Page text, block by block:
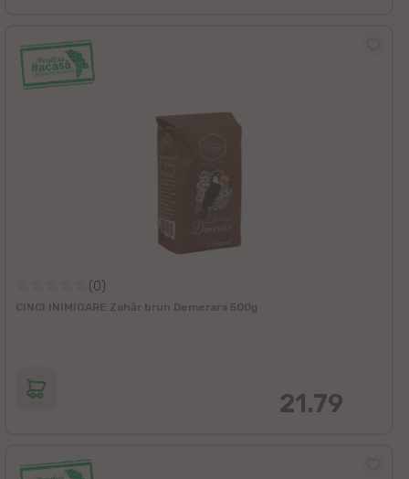
(0)
CINCI INIMIOARE Zahăr brun Demerara 500g
21.79